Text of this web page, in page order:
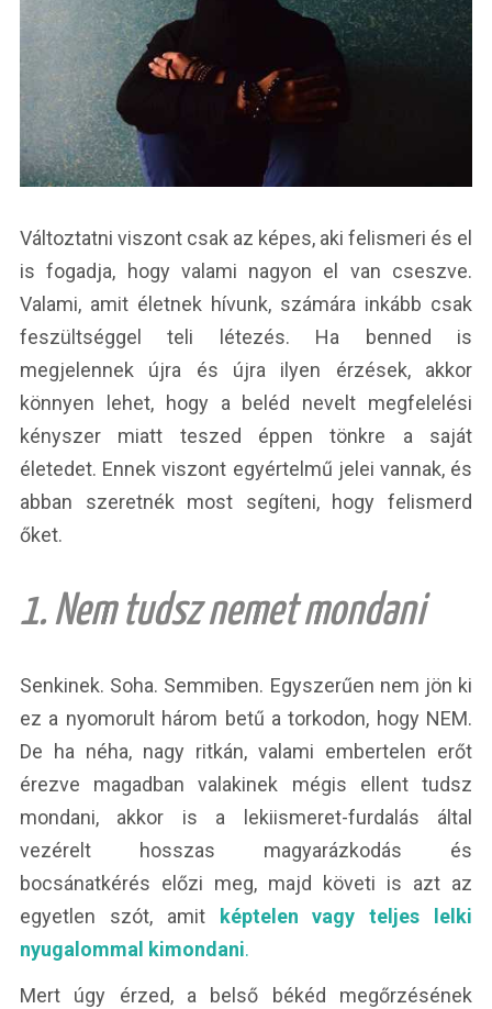
Változtatni viszont csak az képes, aki felismeri és el
is fogadja, hogy valami nagyon el van cseszve.
Valami, amit életnek hívunk, számára inkább csak
feszültséggel teli létezés. Ha benned is
megjelennek újra és újra ilyen érzések, akkor
könnyen lehet, hogy a beléd nevelt megfelelési
kényszer miatt teszed éppen tönkre a saját
életedet. Ennek viszont egyértelmű jelei vannak, és
abban szeretnék most segíteni, hogy felismerd
őket.
1. Nem tudsz nemet mondani
Senkinek. Soha. Semmiben. Egyszerűen nem jön ki
ez a nyomorult három betű a torkodon, hogy NEM.
De ha néha, nagy ritkán, valami embertelen erőt
érezve magadban valakinek mégis ellent tudsz
mondani, akkor is a lekiismeret-furdalás által
vezérelt hosszas magyarázkodás és
bocsánatkérés előzi meg, majd követi is azt az
egyetlen szót, amit
képtelen vagy teljes lelki
nyugalommal kimondani.
Mert úgy érzed, a belső békéd megőrzésének